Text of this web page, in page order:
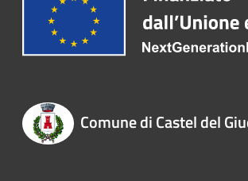
Comune di Castel del